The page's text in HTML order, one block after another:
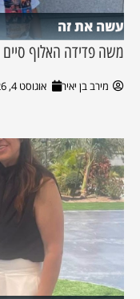
עשה את זה
משה פדידה האלוף
מירב בן יאיר אוגוסט 4, 2026